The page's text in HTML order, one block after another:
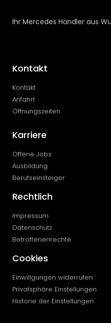
Ihr Mercedes Händler aus
Kontakt
Kontakt
Anfahrt
Öffnungszeiten
Karriere
Offene Jobs
Ausbildung
Berufseinsteiger
Rechtlich
Impressum
Datenschutz
Betroffenenrechte
Cookies
Einwillgungen widerrufen
Privatsphäre Einstellungen
Historie der Einstellungen